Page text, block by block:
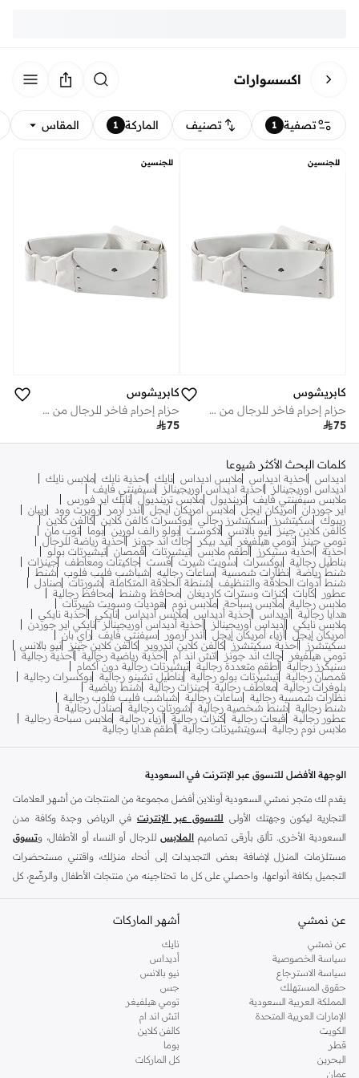
اكسسوارات
تصفية 1 تصنيف الماركة 1 المقاس
للجنسين
كابريشوس
حزام إحرام فاخر للرجال من كابريسيوس - حزام خصر قابل للتعديل، مريح وأساسي لملابس وطقوس الحج والعمرة
75
للجنسين
كابريشوس
حزام إحرام فاخر للرجال من كابريسيوس - حزام خصر قابل للتعديل، مريح وأساسي لملابس وطقوس الحج والعمرة
75
كلمات البحث الأكثر شيوعا
اديداس احذية اديداس ملابس اديداس نايك احذية نايك ملابس نايك
اديداس اوريجينالز
احذية اديداس اوريجينالز
سيفينتي فايف
ملابس سيفينتي فايف ترينديول ملابس ترينديول نايك اير فورس
اير جوردان
امريكان ايجل ملابس امريكان ايجل اندر ارمر روبرت وود
ريبان
ريبوك
سكيتشرز سكيتشرز رجالي بوكسرات كالفن كلاين كالفن كلاين
كالفن كلاين جينز نيو بالانس لاكوست بولو رالف لورين بوما
توب مان
تومي جينز تومي هيلفيغر تيد بيكر جاك اند جونز
أحذية رياضة للرجال
احذية
احذية سنيكرز أطقم ملابس تيشيرتات قمصان تيشيرتات بولو
بناطيل رجالية بوكسرات سويت شيرت فست جاكيتات ومعاطف جينزات
شنط رياضة نظارات شمسية ساعات رجاليه شباشب فليب فلوب
شنط
شنط أدوات الحلاقة والتنظيف
شنطة الحلاقة المتكاملة شورتات صنادل
عطور
كابات كنزات وسترات كارديغان محافظ وشنط
محافظ رجالية
ملابس رجالية ملابس سباحة ملابس نوم
هوديات وسويت شيرتات
هدايا رجالية أديداس أحذية أديداس ملابس أديداس نايكي أحذبة نايكي
ملابس نايكي أديداس أوريجينالز أحذية أديداس أوريجينالز
نايكي اير جوردن
أمريكان إيجل أزياء أمريكان إيجل أندر آرمور سيفنتي فايف راي بان
سكيتشرز
أحذية سكيتشرز كالفن كلاين اندروير كالفن كلاين جينز
نيو بالانس
تومي هيلفيغر
جاك اند جونز اتش اند ام أحذية رياضية رجالية أحذية رجالية
سنيكرز رجالية أطقم متعددة رجالية تيشيرتات رجالية دون أكمام
قمصان رجالية تيشيرتات بولو رجالية بناطيل تشينو رجالية بوكسرات رجالية
بلوفرات رجالية معاطف رجالية جينزات رجالية
شنط رياضية
نظارات شمسية رجالية
ساعات رجالية
شباشب فليب فلوب رجالية
شنط رجالية
شنط شخصية رجالية شورتات رجالية صنادل رجالية
عطور رجالية
قبعات رجالية كنزات رجالية أزياء رجالية ملابس سباحة رجالية
ملابس نوم رجالية
سويتشيرتات رجالية أطقم هدايا رجالية
الوجهة الأفضل للتسوق عبر الإنترنت في السعودية
يقدم لك متجر نمشي السعودية أونلاين أفضل مجموعة من المنتجات من أشهر العلامات
التجارية ليكون وجهتك الأولى للتسوق عبر الإنترنت في الرياض وجدة وكافة مدن
السعودية الأخرى. تألق بأرقى تصاميم الملابس للرجال أو النساء أو الأطفال، وتسوق
مستلزمات المنزل لإضافة بعض التجديدات إلى أنحاء منزلك، واقتني مستحضرات
التجميل بكافة أنواعها، واحصلي على كل ما تحتاجينه من منتجات الأطفال والرضّع، كل
أفضل العلامات التجارية في السعودية
يضم متجر نمشي السعودية أونلاين مجموعة ضخمة من المنتجات من أفضل العلامات
التجارية، بداية من الأزياء وحتى مستلزمات المنزل. ستجد لدينا كل ما ترغب به من
الملابس والأحذية والإكسسوارات وكافة احتياجاتك الأخرى من علامات رائدة مثل:
ديفاكتو ، وديزل، وبيير كاردان تومي هيلفيغر، وريفر ايلاند
ومايكل كورس ، وبيفرلي هيلز بولو كلوب ، وأمريكان إيجل
لورين
كما ستجد ملابس للكبار والأطفال لدى نمشي السعودية من علامات مثل
عن نمشي
عن نمشي
سياسة الخصوصية
سياسة الاسترجاع
حقوق المستهلك
المملكة العربية السعودية
الإمارات العربية المتحدة
الكويت
قطر
البحرين
عمان
أشهر الماركات
نايك
أديداس
نيو بالانس
جس
تومي هيلفيغر
اتش اند ام
كالفن كلاين
بوما
كل الماركات